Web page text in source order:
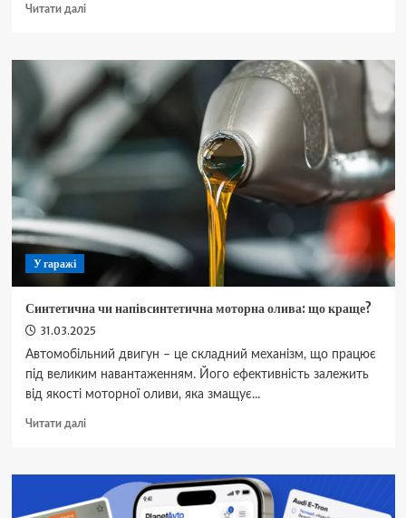
Читати даліДокладніше
выбрать
и
купить
авто
США:
Полное
У гаражі
Синтетична чи напівсинтетична моторна олива: що краще?
31.03.2025
Автомобільний двигун – це складний механізм, що працює
під великим навантаженням. Його ефективність залежить
від якості моторної оливи, яка змащує...
Читати даліДокладніше
чи
напівсинтетична
моторна